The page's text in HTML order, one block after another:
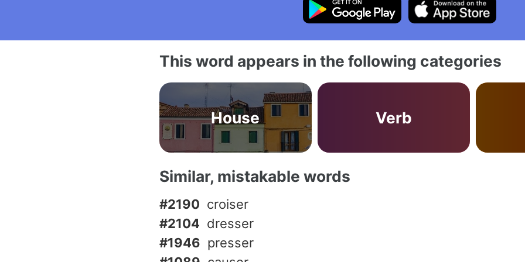
This word appears in the following categories
House Verb
Similar, mistakable words
#2190 croiser
#2104 dresser
#1946 presser